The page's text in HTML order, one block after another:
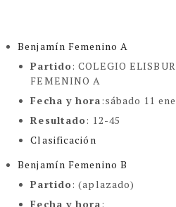
Benjamín Femenino A
Partido: COLEGIO
FEMENINO A
Fecha y hora:sábado 11
Resultado: 12-45
Clasificación
Benjamín Femenino B
Partido: (aplazado)
Fecha y hora: